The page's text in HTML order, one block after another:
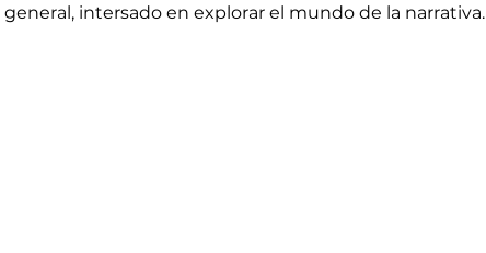
intersado en explorar el mundo de la narrativa.